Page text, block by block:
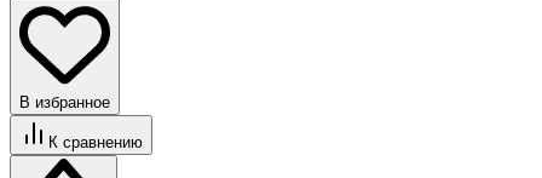
В избранное
К сравнению